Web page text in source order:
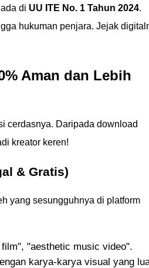
di UU ITE No. 1 Tahun 2024.
hukuman penjara. Jejak
Aman dan Lebih
cerdasnya. Daripada download
kreator keren!
& Gratis)
yang sesungguhnya di platform
"aesthetic music video".
karya-karya visual yang